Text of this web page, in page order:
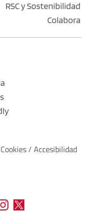
RSC y Sostenibilidad
Colabora
Cookies / Accesibilidad